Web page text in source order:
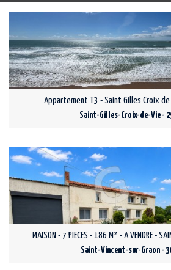
Appartement T3 - Saint Gilles Croix de
Saint-Gilles-Croix-de-Vie -
MAISON - 7 PIECES - 186 M² - A VENDRE -
Saint-Vincent-sur-Graon -